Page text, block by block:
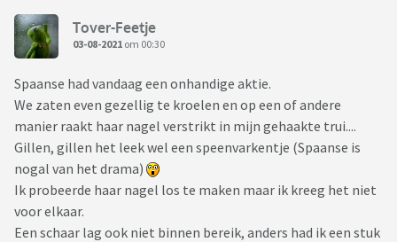
Tover-Feetje
03-08-2021 om 00:30
Spaanse had vandaag een onhandige aktie.
We zaten even gezellig te kroelen en op een of andere
manier raakt haar nagel verstrikt in mijn gehaakte trui....
Gillen, gillen het leek wel een speenvarkentje (Spaanse is
nogal van het drama)
Ik probeerde haar nagel los te maken maar ik kreeg het niet
voor elkaar.
Een schaar lag ook niet binnen bereik, anders had ik een stuk